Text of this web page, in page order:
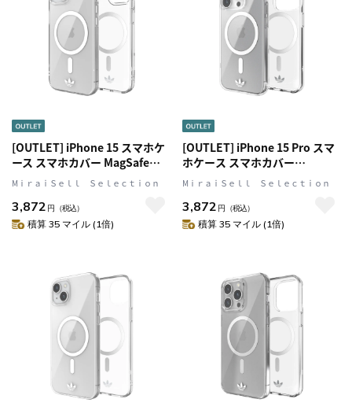
[OUTLET] iPhone 15 スマホケ
ース スマホカバー MagSafe対
応 シンプル ロゴ CLEAR(クリ
ス オリジナルス]
MⅰｒａｉＳｅｌｌ Ｓｅｌｅｃｔｉｏｎ
3,872 円 （税込）
積算 35 マイル (1倍)
[OUTLET] iPhone 15 Pro スマ
ホケース スマホカバー
MagSafe対応 シンプル ロゴ
Originals[アディダス オリジナ
ルス]
MⅰｒａｉＳｅｌｌ Ｓｅｌｅｃｔｉｏｎ
3,872 円 （税込）
積算 35 マイル (1倍)